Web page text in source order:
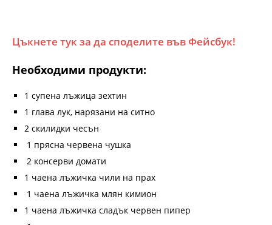
Цъкнете тук за да споделите във Фейсбук!
Необходими продукти:
1 супена лъжица зехтин
1 глава лук, нарязани на ситно
2 скилидки чесън
1 прясна червена чушка
2 консерви домати
1 чаена лъжичка чили на прах
1 чаена лъжичка млян кимион
1 чаена лъжичка сладък червен пипер